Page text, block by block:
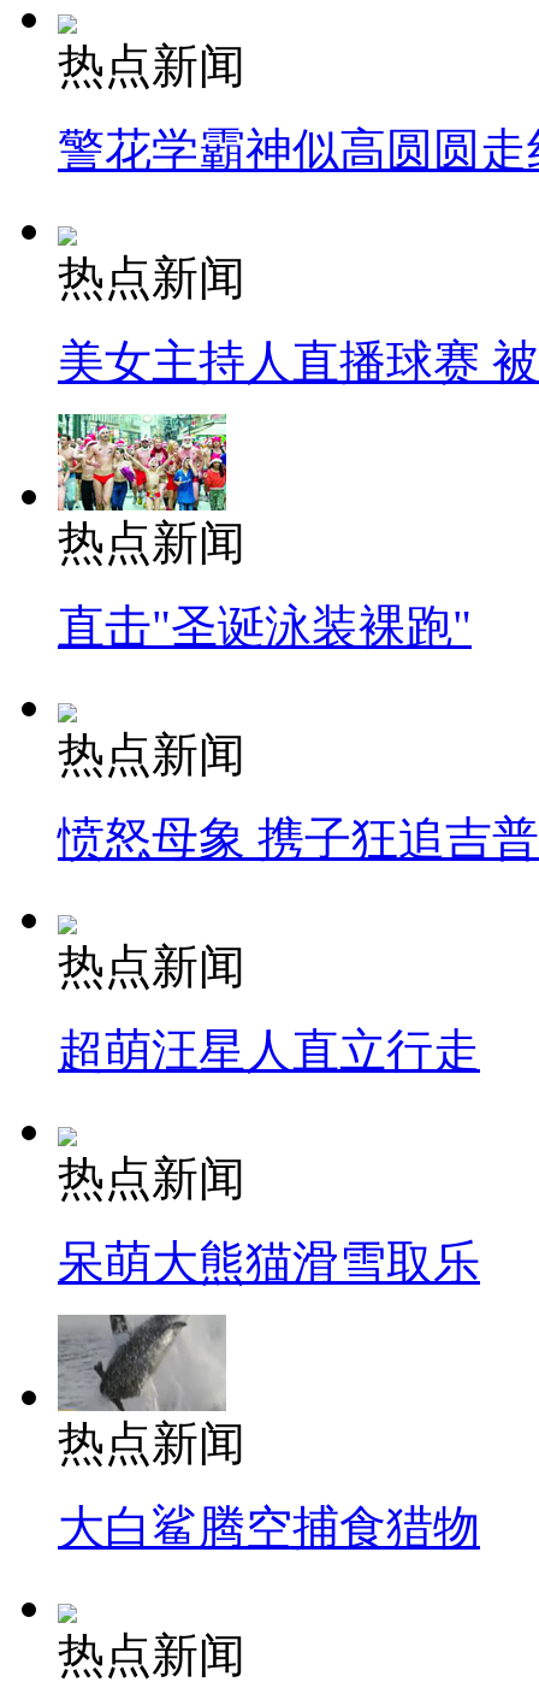
热点新闻
警花学霸神似高圆圆走
热点新闻
美女主持人直播球赛
热点新闻
直击"圣诞泳装裸跑"
热点新闻
愤怒母象 携子狂追吉
热点新闻
超萌汪星人直立行走
热点新闻
呆萌大熊猫滑雪取乐
热点新闻
大白鲨腾空捕食猎物
热点新闻